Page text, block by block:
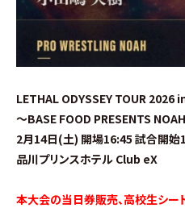
LETHAL ODYSSEY TOUR 2026
～BASE FOOD PRESENTS
2月14日(土) 開場16:45 試合開始
品川プリンスホテル Club eX
本大会の当日券販売、高校生シー